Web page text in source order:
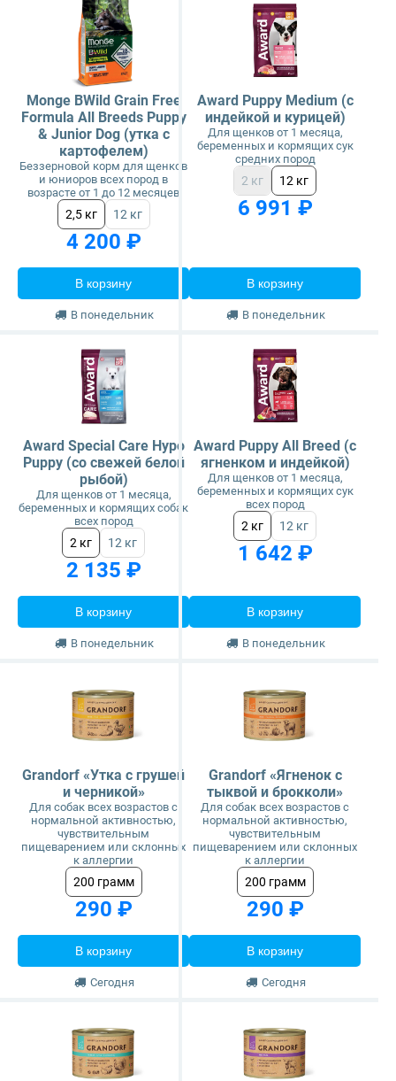
Monge BWild Grain Free
Formula All Breeds Puppy
& Junior Dog (утка с
картофелем)
Беззерновой корм для щенков
и юниоров всех пород в
возрасте от 1 до 12 месяцев
2,5 кг 12 кг
4 200 ₽
В корзину
В понедельник
Award Puppy Medium (с
индейкой и курицей)
Для щенков от 1 месяца,
беременных и кормящих сук
средних пород
2 кг 12 кг
6 991 ₽
В корзину
В понедельник
Award Special Care Hypo
Puppy (со свежей белой
рыбой)
Для щенков от 1 месяца,
беременных и кормящих собак
всех пород
2 кг 12 кг
2 135 ₽
В корзину
В понедельник
Award Puppy All Breed (с
ягненком и индейкой)
Для щенков от 1 месяца,
беременных и кормящих сук
всех пород
2 кг 12 кг
1 642 ₽
В корзину
В понедельник
Grandorf «Утка с грушей
и черникой»
Для собак всех возрастов с
нормальной активностью,
чувствительным
пищеварением или склонных
к аллергии
200 грамм
290 ₽
В корзину
Сегодня
Grandorf «Ягненок с
тыквой и брокколи»
Для собак всех возрастов с
нормальной активностью,
чувствительным
пищеварением или склонных
к аллергии
200 грамм
290 ₽
В корзину
Сегодня